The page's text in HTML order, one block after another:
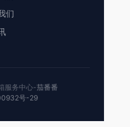
们
服务中心-茄番番
号-29